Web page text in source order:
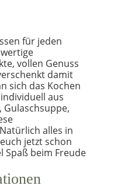
für jeden
vollen Genuss
damit
sich das Kochen
aus
alles in
jetzt schon
Spaß beim Freude